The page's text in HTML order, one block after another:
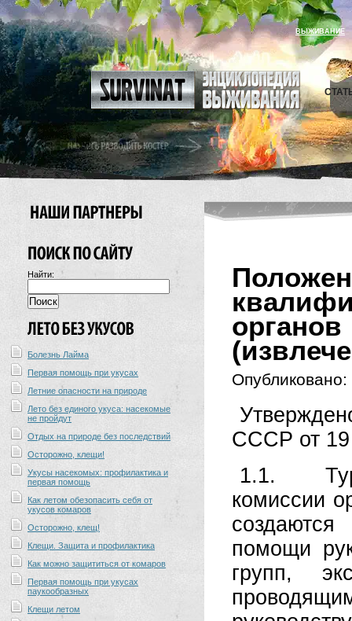
ВЫЖИВАНИЕ
Найти:
Болезнь Лайма
Первая помощь при укусах
Летние опасности на природе
Лето без единого укуса: насекомые
не пройдут
Отдых на природе без последствий
Осторожно, клещи!
Укусы насекомых: профилактика и
первая помощь
Как летом обезопасить себя от
укусов комаров
Осторожно, клещ!
Клещи. Защита и профилактика
Как можно защититься от комаров
Первая помощь при укусах
паукообразных
Клещи летом
Опубликовано:
СССР от 19
1.1.
комиссии
помощи
групп,